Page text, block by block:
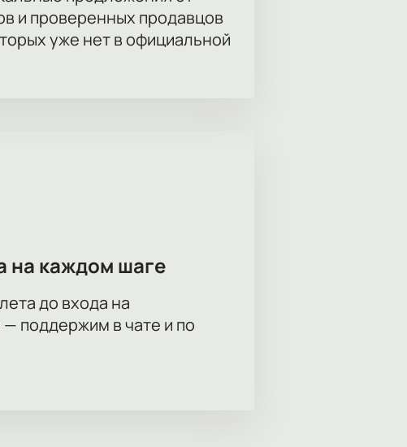
и проверенных продавцов
уже нет в официальной
на каждом шаге
до входа на
поддержим в чате и по